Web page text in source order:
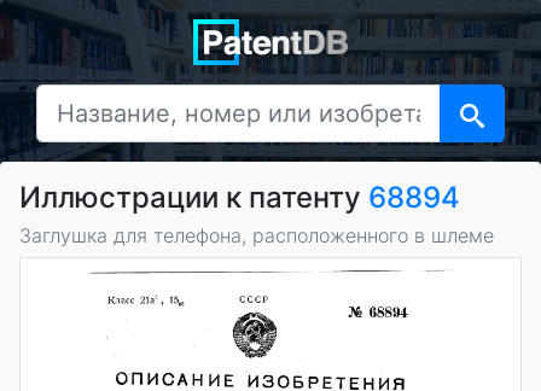
Иллюстрации к патенту 68894
Заглушка для телефона, расположенного в шлеме